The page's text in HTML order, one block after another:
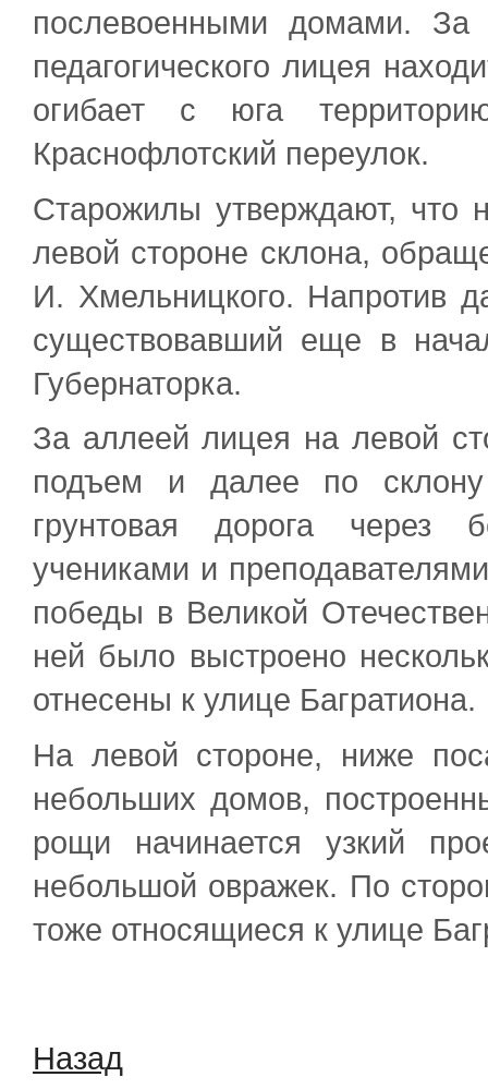
послевоенными домами. За
педагогического лицея
огибает с юга
Краснофлотский переулок.
Старожилы утверждают, что
левой стороне склона,
И. Хмельницкого. Напротив
существовавший еще в
Губернаторка.
За аллеей лицея на левой
подъем и далее по склону
грунтовая дорога через
учениками и
победы в Великой
ней было выстроено
отнесены к улице Багратиона.
На левой стороне, ниже
небольших домов,
рощи начинается узкий
небольшой овражек. По
тоже относящиеся к улице
Назад